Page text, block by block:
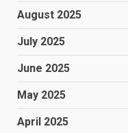
August 2025
July 2025
June 2025
May 2025
April 2025